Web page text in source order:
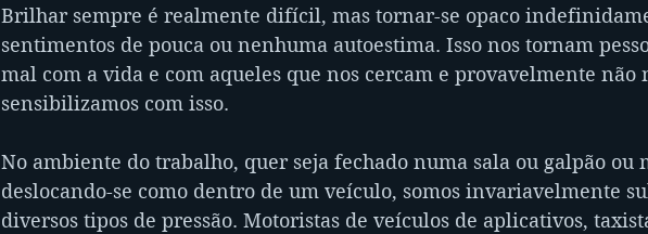
Brilhar sempre é realmente difícil, mas tornar-se opaco
sentimentos de pouca ou nenhuma autoestima. Isso nos tornam
mal com a vida e com aqueles que nos cercam e provavelmente não
sensibilizamos com isso.
No ambiente do trabalho, quer seja fechado numa sala ou galpão ou
deslocando-se como dentro de um veículo, somos invariavelmente
diversos tipos de pressão. Motoristas de veículos de aplicativos,